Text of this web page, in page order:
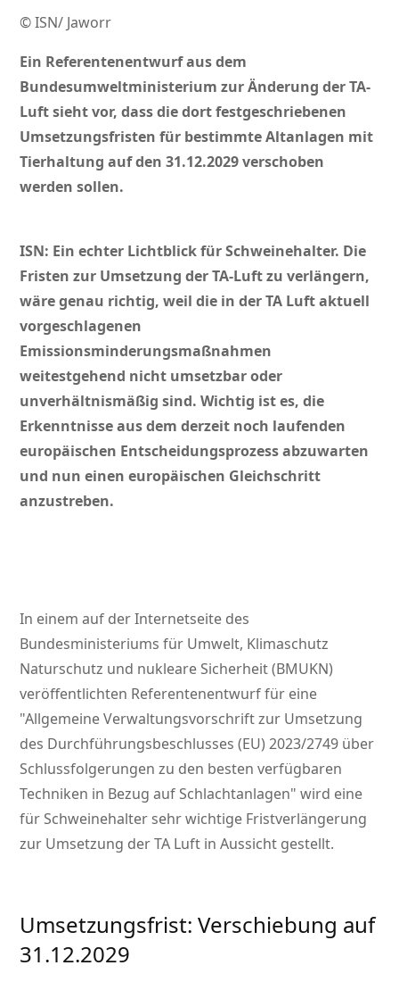
© ISN/ Jaworr
Ein Referentenentwurf aus dem
Bundesumweltministerium zur Änderung der TA-
Luft sieht vor, dass die dort festgeschriebenen
Umsetzungsfristen für bestimmte Altanlagen mit
Tierhaltung auf den 31.12.2029 verschoben
werden sollen.
ISN: Ein echter Lichtblick für Schweinehalter. Die
Fristen zur Umsetzung der TA-Luft zu verlängern,
wäre genau richtig, weil die in der TA Luft aktuell
vorgeschlagenen
Emissionsminderungsmaßnahmen
weitestgehend nicht umsetzbar oder
unverhältnismäßig sind. Wichtig ist es, die
Erkenntnisse aus dem derzeit noch laufenden
europäischen Entscheidungsprozess abzuwarten
und nun einen europäischen Gleichschritt
anzustreben.
In einem auf der Internetseite des
Bundesministeriums für Umwelt, Klimaschutz
Naturschutz und nukleare Sicherheit (BMUKN)
veröffentlichten Referentenentwurf für eine
Allgemeine Verwaltungsvorschrift zur Umsetzung
des Durchführungsbeschlusses (EU) 2023/2749 über
Schlussfolgerungen zu den besten verfügbaren
Techniken in Bezug auf Schlachtanlagen wird eine
für Schweinehalter sehr wichtige Fristverlängerung
zur Umsetzung der TA Luft in Aussicht gestellt.
Umsetzungsfrist: Verschiebung auf
31.12.2029